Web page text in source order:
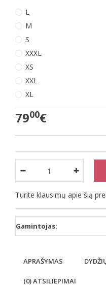
L
M
S
XXXL
XS
XXL
XL
7900€
Turite klausimų apie šią
Gamintojas:
APRAŠYMAS
(0) ATSILIEPIMAI